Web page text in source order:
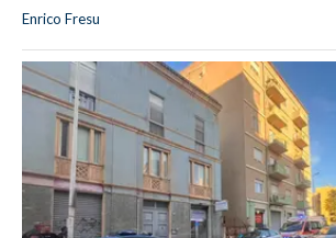
Enrico Fresu